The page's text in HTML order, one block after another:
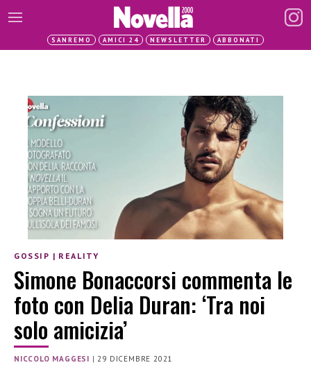
SANREMO AMICI 24 NEWSLETTER ABBONATI
GOSSIP | REALITY
Simone Bonaccorsi commenta le
foto con Delia Duran: ‘Tra noi
solo amicizia’
NICCOLO MAGGESI |29 DICEMBRE 2021